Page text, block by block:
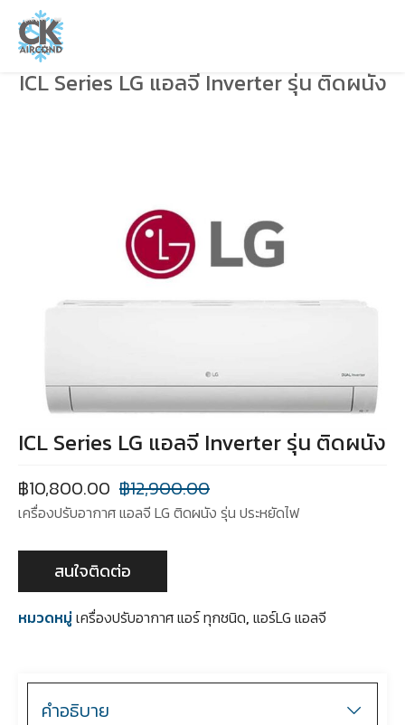
ICL Series LG แอลจี Inverter รุ่น ติดผนัง
ICL Series LG แอลจี Inverter รุ่น ติดผนัง
฿12,900.00
฿10,800.00
เครื่องปรับอากาศ แอลจี LG ติดผนัง รุ่น ประหยัดไฟ
สนใจติดต่อ
หมวดหมู่เครื่องปรับอากาศ แอร์ ทุกชนิด, แอร์LG แอลจี
คำอธิบาย